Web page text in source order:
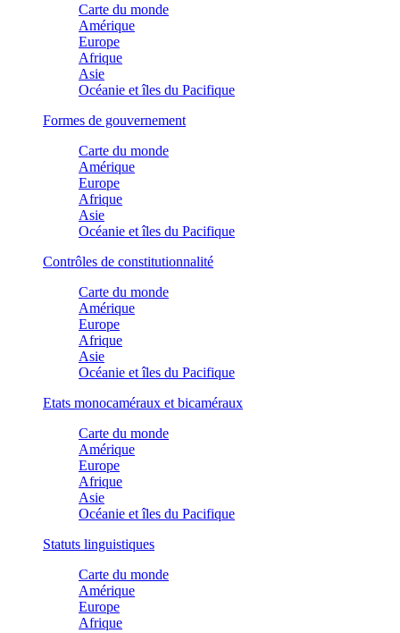
Carte du monde
Amérique
Europe
Afrique
Asie
Océanie et îles du Pacifique
Formes de gouvernement
Carte du monde
Amérique
Europe
Afrique
Asie
Océanie et îles du Pacifique
Contrôles de constitutionnalité
Carte du monde
Amérique
Europe
Afrique
Asie
Océanie et îles du Pacifique
Etats monocaméraux et bicaméraux
Carte du monde
Amérique
Europe
Afrique
Asie
Océanie et îles du Pacifique
Statuts linguistiques
Carte du monde
Amérique
Europe
Afrique